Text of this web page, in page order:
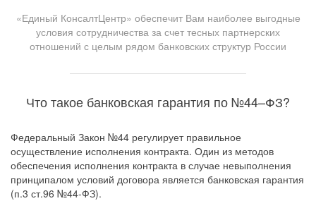
«Единый КонсалтЦентр» обеспечит Вам наиболее выгодные
условия сотрудничества за счет тесных партнерских
отношений с целым рядом банковских структур России
Что такое банковская гарантия по №44–ФЗ?
Федеральный Закон №44 регулирует правильное
осуществление исполнения контракта. Один из методов
обеспечения исполнения контракта в случае невыполнения
принципалом условий договора является банковская гарантия
(п.3 ст.96 №44-ФЗ).